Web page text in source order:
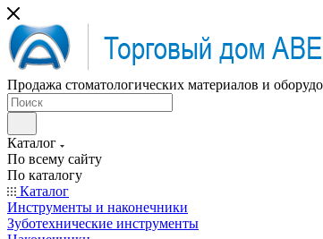
Продажа стоматологических материалов и
Каталог
По всему сайту
По каталогу
Каталог
Инструменты и наконечники
Зуботехнические инструменты